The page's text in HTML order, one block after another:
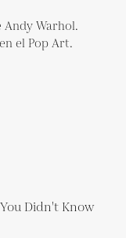
Andy Warhol.
el Pop Art.